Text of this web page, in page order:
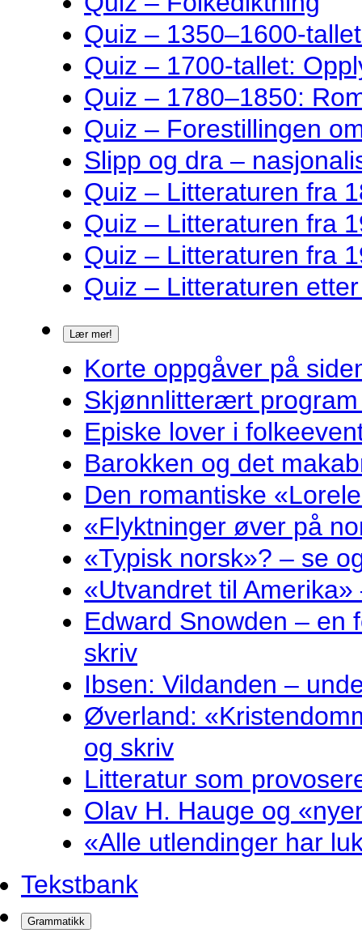
Quiz – 1350–1600-
Quiz – 1700-tallet:
Quiz – 1780–1850:
Quiz – Forestillingen
Slipp og dra –
Quiz – Litteraturen fra
Quiz – Litteraturen fra
Quiz – Litteraturen fra
Quiz – Litteraturen
Lær mer!
Korte oppgåver på
Skjønnlitterært
Episke lover i
Barokken og det
Den romantiske
«Flyktninger øver på
«Typisk norsk»? – se
«Utvandret til
Edward Snowden – en
skriv
Ibsen: Vildanden –
Øverland:
og skriv
Litteratur som
Olav H. Hauge og
«Alle utlendinger har
Tekstbank
Grammatikk